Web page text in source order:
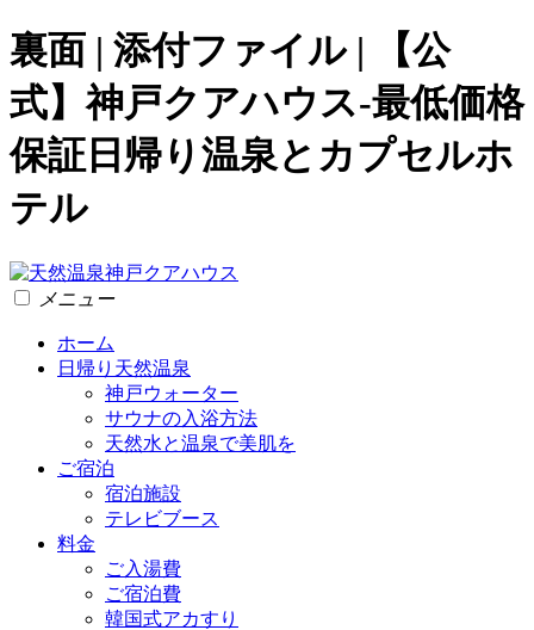
裏面 | 添付ファイル | 【公
式】神戸クアハウス-最低価格
保証日帰り温泉とカプセルホ
テル
メニュー
ホーム
日帰り天然温泉
神戸ウォーター
サウナの入浴方法
天然水と温泉で美肌を
ご宿泊
宿泊施設
テレビブース
料金
ご入湯費
ご宿泊費
韓国式アカすり